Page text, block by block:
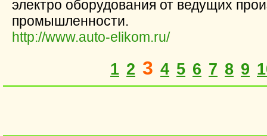
электро оборудования от ведущих
промышленности.
http://www.auto-elikom.ru/
1 2 3 4 5 6 7 8 9